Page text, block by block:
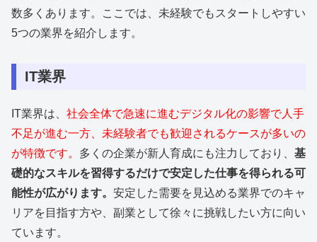
数多くあります。ここでは、未経験でもスタートしやすい
5つの業界を紹介します。
IT業界
IT業界は、 社会全体で急速に進むデジタル化の影響で人手
不足が進む一方、未経験者でも歓迎されるケースが多いの
が特徴です。 多くの企業が新人育成にも注力しており、 基
礎的なスキルを習得するだけで安定した仕事を得られる可
能性が広がります。 安定した需要を見込める業界でのキャ
リアを目指す方や、副業として徐々に挑戦したい方に向い
ています。